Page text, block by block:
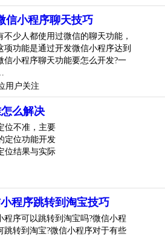
威面膜的黄金铂金面膜？我主要针
比较合适的丝绸面膜
单付款不方便，怎么办？所以你应
信微信账号；3请专业公司开发微
信小程序聊天技巧
不少人都使用过微信的聊天功能，
项功能是通过开发微信小程序达到
信小程序聊天功能要怎么开发?一
用户关注
么解决
位不准，主要
定位功能开发
位结果与实际
程序跳转到淘宝技巧
程序可以跳转到淘宝吗?微信小程
跳转到淘宝?微信小程序对于有些